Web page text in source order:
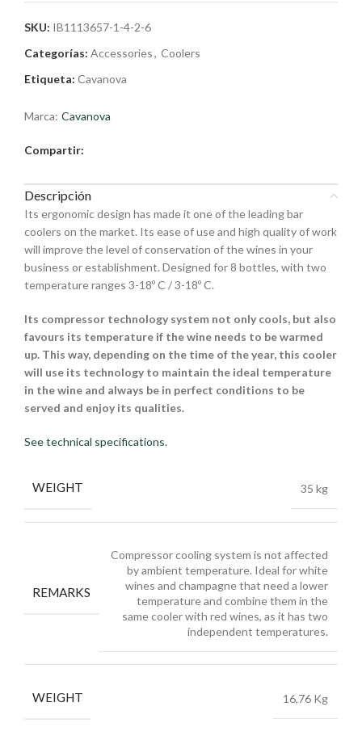
SKU: IB1113657-1-4-2-6
Categorías: Accessories, Coolers
Etiqueta: Cavanova
Marca: Cavanova
Compartir:
Descripción
Its ergonomic design has made it one of the leading bar
coolers on the market. Its ease of use and high quality of work
will improve the level of conservation of the wines in your
business or establishment. Designed for 8 bottles, with two
temperature ranges 3-18º C / 3-18º C.
Its compressor technology system not only cools, but also
favours its temperature if the wine needs to be warmed
up. This way, depending on the time of the year, this cooler
will use its technology to maintain the ideal temperature
in the wine and always be in perfect conditions to be
served and enjoy its qualities.
See technical specifications.
WEIGHT 35 kg
REMARKS
Compressor cooling system is not affected
by ambient temperature. Ideal for white
wines and champagne that need a lower
temperature and combine them in the
same cooler with red wines, as it has two
independent temperatures.
WEIGHT 16,76 Kg